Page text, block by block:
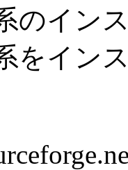
のイン
をイン